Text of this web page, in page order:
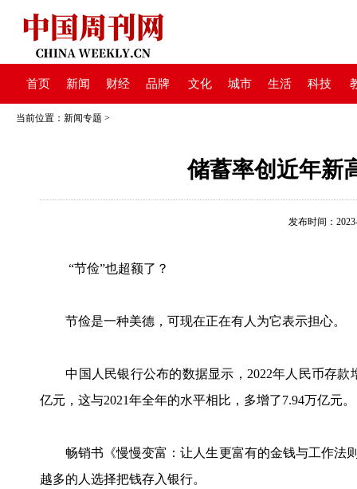
首页 新闻 财经 品牌 文化 城市 生活 科技
当前位置： 新闻专题 >
储蓄率创近年新
发布时间：
“节俭”也超额了？
节俭是一种美德，可现在正在有人为它表示担心。
中国人民银行公布的数据显示，2022年人民币存款
亿元，这与2021年全年的水平相比，多增了7.94万亿元。
畅销书《慢慢变富：让人生更富有的金钱与工作法则
越多的人选择把钱存入银行。